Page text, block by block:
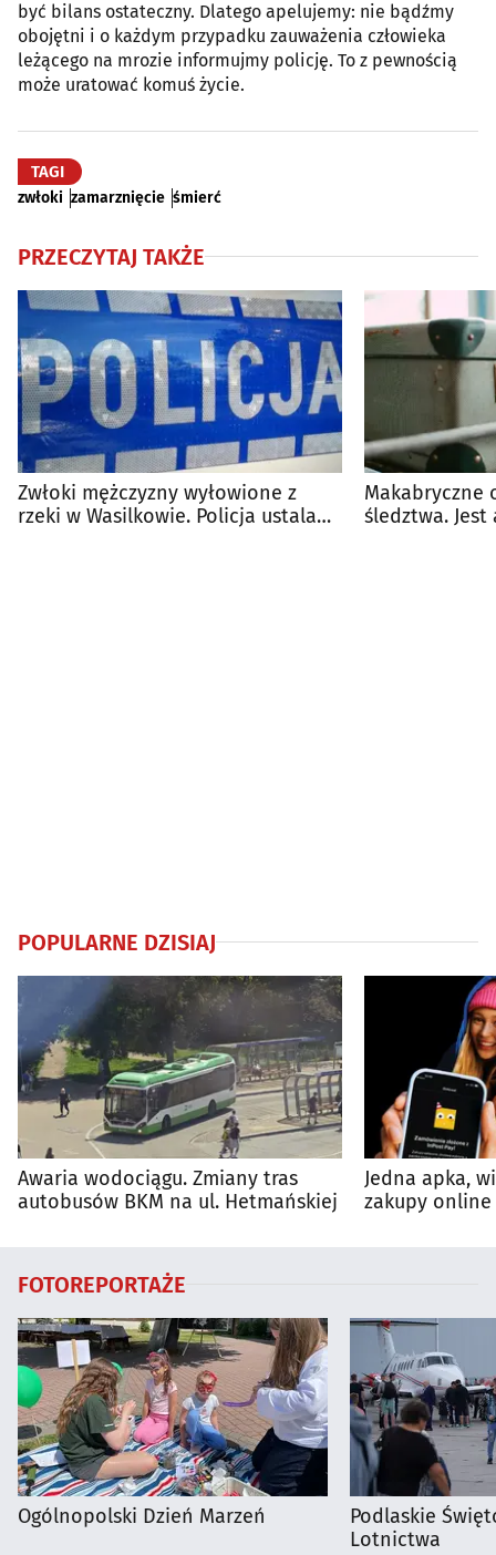
być bilans ostateczny. Dlatego apelujemy: nie bądźmy
obojętni i o każdym przypadku zauważenia człowieka
leżącego na mrozie informujmy policję. To z pewnością
może uratować komuś życie.
TAGI
zwłoki zamarznięcie śmierć
PRZECZYTAJ TAKŻE
Zwłoki mężczyzny wyłowione z
rzeki w Wasilkowie. Policja ustala
Makabryczne
śledztwa.
POPULARNE DZISIAJ
Awaria wodociągu. Zmiany tras
autobusów BKM na ul. Hetmańskiej
Jedna apka,
zakupy online
FOTOREPORTAŻE
Ogólnopolski Dzień Marzeń
Podlaskie
Lotnictwa